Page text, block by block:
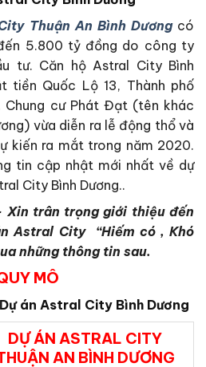
Thuận An Bình Dương có
5.800 tỷ đồng do công ty
tư. Căn hộ Astral City Bình
tiền Quốc Lộ 13, Thành phố
Chung cư Phát Đạt (tên khác
vừa diễn ra lễ động thổ và
kiến ra mắt trong năm 2020.
tin cập nhật mới nhất về dự
City Bình Dương..
Xin trân trọng giới thiệu đến
Astral City “Hiếm có , Khó
những thông tin sau.
MÔ
án Astral City Bình Dương
DỰ ÁN ASTRAL CITY
AN BÌNH DƯƠNG